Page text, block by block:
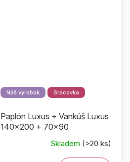
Náš výrobok Srdcovka
Paplón Luxus + Vankúš Luxus
140x200 + 70x90
Skladem (>20 ks)